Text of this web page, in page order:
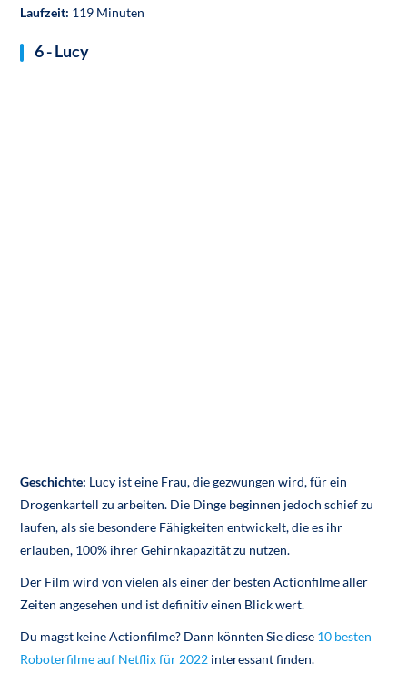
Laufzeit: 119 Minuten
6 - Lucy
Geschichte: Lucy ist eine Frau, die gezwungen wird, für ein
Drogenkartell zu arbeiten. Die Dinge beginnen jedoch schief zu
laufen, als sie besondere Fähigkeiten entwickelt, die es ihr
erlauben, 100% ihrer Gehirnkapazität zu nutzen.
Der Film wird von vielen als einer der besten Actionfilme aller
Zeiten angesehen und ist definitiv einen Blick wert.
Du magst keine Actionfilme? Dann könnten Sie diese 10 besten
Roboterfilme auf Netflix für 2022 interessant finden.